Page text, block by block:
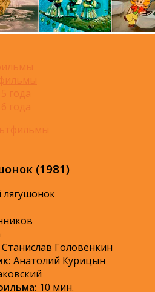
года
года
(1981)
Станислав Головенкин
Анатолий Курицын
10 мин.